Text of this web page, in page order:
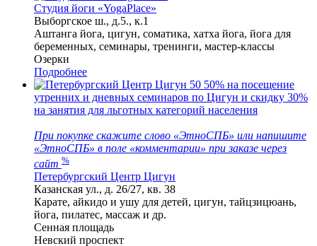
Студия йоги «YogaPlace»
Выборгское ш., д.5., к.1
Аштанга йога, цигун, соматика, хатха йога, йога для
беременных, семинары, тренинги, мастер-классы
Озерки
Подробнее
50 50% на посещение
утренних и дневных семинаров по Цигун и скидку 30%
на занятия для льготных категорий населения
При покупке скажите слово «ЭтноСПБ» или напишите
«ЭтноСПБ» в поле «комментарии» при заказе через
сайт %
Петербургский Центр Цигун
Казанская ул., д. 26/27, кв. 38
Карате, айкидо и ушу для детей, цигун, тайцзицюань,
йога, пилатес, массаж и др.
Сенная площадь
Невский проспект